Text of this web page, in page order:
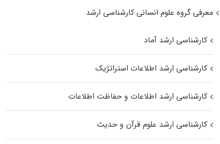
معرفی گروه علوم انسانی کارشناسی ارشد
کارشناسی ارشد آماد
کارشناسی ارشد اطلاعات استراتژیک
کارشناسی ارشد اطلاعات و حفاظت اطلاعات
کارشناسی ارشد علوم قرآن و حدیث